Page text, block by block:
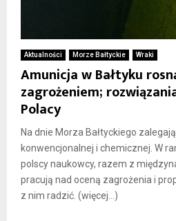
Aktualności Morze Bałtyckie Wraki
Amunicja w Bałtyku
zagrożeniem;
Polacy
Na dnie Morza Bałtyckiego
konwencjonalnej i chemicznej. W
polscy naukowcy, razem z
pracują nad oceną zagrożenia i
z nim radzić. (więcej…)